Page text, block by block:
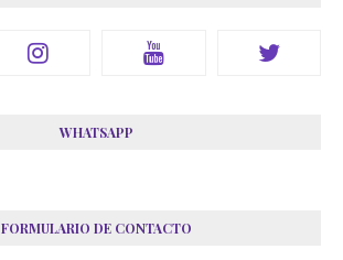
WHATSAPP
FORMULARIO DE CONTACTO